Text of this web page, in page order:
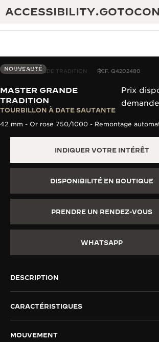
GARANTIE DES MONTRES
THE GOLDEN RATIO MUSICAL SHOW
THE REVERSO 1931 CAFÉ
EXPOSITION « THE PERPETUAL
TIMEKEEPER »
EXPOSITION « THE DREAM SHAPER »
LE VIRTUOSE DU SON
VOIR LES ÉVÉNEMENTS
EXCELLENCE : PLUS DE 190 ANS
CRÉATIVITÉ : PLUS DE 430 BREVETS
INGÉNIOSITÉ : PLUS DE 1 400
SAVOIR-FAIRE : 108 MÉTIERS
MASTER GRANDE TRADITION REF. Q4202480
NOUVEAUTÉ
MASTER GRANDE
TRADITION
TOURBILLON À DATE SAUTANTE
Prix
demande
42 mm - Or rose 750/1000 - Remontage
INDIQUER VOTRE INTÉRÊT
DISPONIBILITÉ EN BOUTIQUE
PRENDRE UN RENDEZ-VOUS
WHATSAPP
DESCRIPTION
CARACTÉRISTIQUES
MOUVEMENT